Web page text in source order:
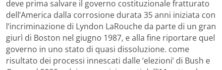
deve prima salvare il governo costituzionale fratturato
dell’America dalla corrosione durata 35 anni iniziata con
l’incriminazione di Lyndon LaRouche da parte di un gran
giurì di Boston nel giugno 1987, e alla fine riportare quel
governo in uno stato di quasi dissoluzione. come
risultato dei processi innescati dalle ‘elezioni’ di Bush e